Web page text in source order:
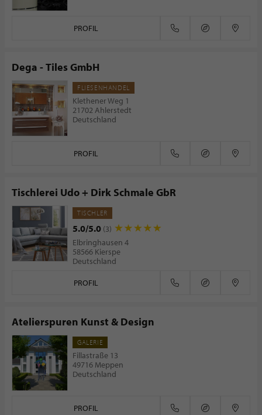
PROFIL
Dega - Tiles GmbH
FLIESENHANDEL
Klethener Weg 1
21702 Ahlerstedt
Deutschland
PROFIL
Tischlerei Udo + Dirk Schmale GbR
TISCHLER
5.0/5.0 (3)
Elbringhausen 4
58566 Kierspe
Deutschland
PROFIL
Atelierspuren Kunst & Design
GALERIE
Fillastraße 13
49716 Meppen
Deutschland
PROFIL